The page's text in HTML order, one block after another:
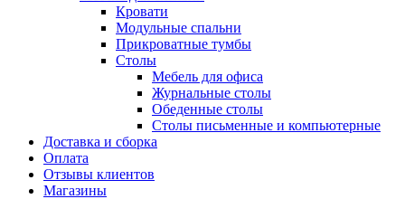
Кровати
Модульные спальни
Прикроватные тумбы
Столы
Мебель для офиса
Журнальные столы
Обеденные столы
Столы письменные и компьютерные
Доставка и сборка
Оплата
Отзывы клиентов
Магазины